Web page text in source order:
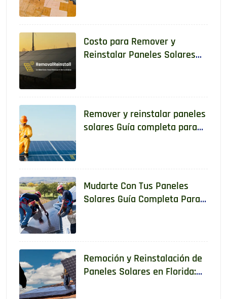
Costo para Remover y
Reinstalar Paneles Solares
Remover y reinstalar paneles
solares Guía completa para
Mudarte Con Tus Paneles
Solares Guía Completa Para
Remoción y Reinstalación de
Paneles Solares en Florida: